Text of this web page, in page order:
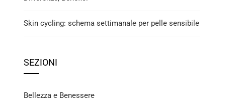
Skin cycling: schema settimanale per pelle sensibile
SEZIONI
Bellezza e Benessere